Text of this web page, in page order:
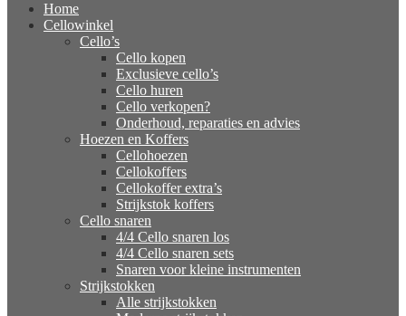
Home
Cellowinkel
Cello’s
Cello kopen
Exclusieve cello’s
Cello huren
Cello verkopen?
Onderhoud, reparaties en advies
Hoezen en Koffers
Cellohoezen
Cellokoffers
Cellokoffer extra’s
Strijkstok koffers
Cello snaren
4/4 Cello snaren los
4/4 Cello snaren sets
Snaren voor kleine instrumenten
Strijkstokken
Alle strijkstokken